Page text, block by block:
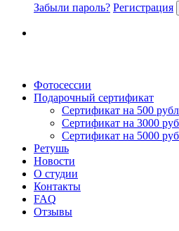
Забыли пароль? Регистрация
Фотосессии
Подарочный сертификат
Сертификат на 500
Сертификат на 3000
Сертификат на 5000
Ретушь
Новости
О студии
Контакты
FAQ
Отзывы